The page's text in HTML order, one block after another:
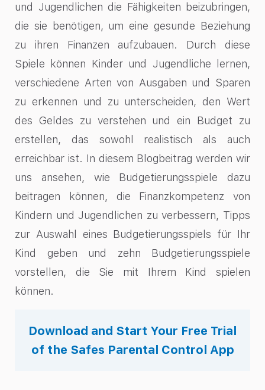
und Jugendlichen die Fähigkeiten beizubringen,
die sie benötigen, um eine gesunde Beziehung
zu ihren Finanzen aufzubauen. Durch diese
Spiele können Kinder und Jugendliche lernen,
verschiedene Arten von Ausgaben und Sparen
zu erkennen und zu unterscheiden, den Wert
des Geldes zu verstehen und ein Budget zu
erstellen, das sowohl realistisch als auch
erreichbar ist. In diesem Blogbeitrag werden wir
uns ansehen, wie Budgetierungsspiele dazu
beitragen können, die Finanzkompetenz von
Kindern und Jugendlichen zu verbessern, Tipps
zur Auswahl eines Budgetierungsspiels für Ihr
Kind geben und zehn Budgetierungsspiele
vorstellen, die Sie mit Ihrem Kind spielen
können.
Download and Start Your Free Trial
of the Safes Parental Control App